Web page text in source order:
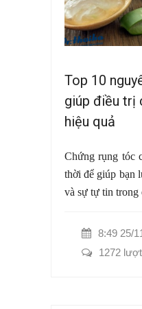
Top 10
giúp điều trị
hiệu quả
Chứng rụng tóc
thời để giúp bạn
và sự tự tin trong
8:49 25/
1272